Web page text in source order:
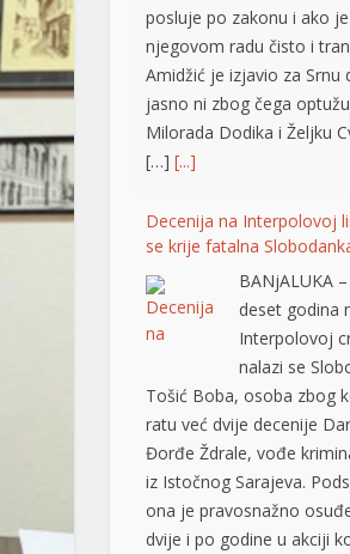
Amidžić je izjavio za Srnu
jasno ni zbog čega
Milorada Dodika i Željku
[…][...]
Decenija na Interpolovoj
BANjALUKA
deset godina
Interpolovoj
nalazi se
Tošić Boba, osoba zbog
ratu već dvije decenije
Đorđe Ždrale, vođe
iz Istočnog Sarajeva.
ona je pravosnažno
dvije i po godine u akciji
naziva „Lutka“, gdje je
podignuta optužnica […]